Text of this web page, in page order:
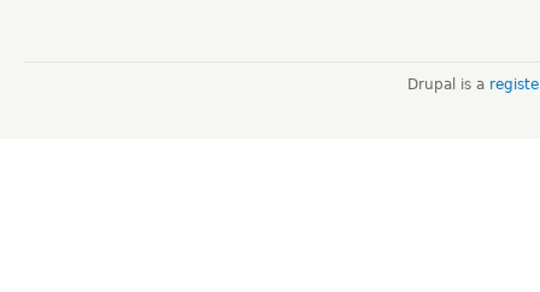
Drupal is a